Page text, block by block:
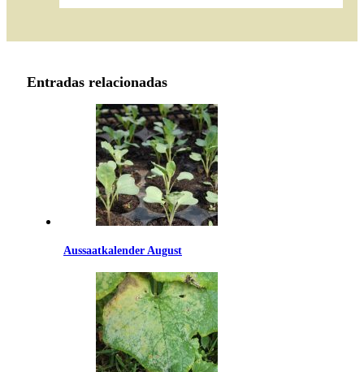
Entradas relacionadas
Aussaatkalender August